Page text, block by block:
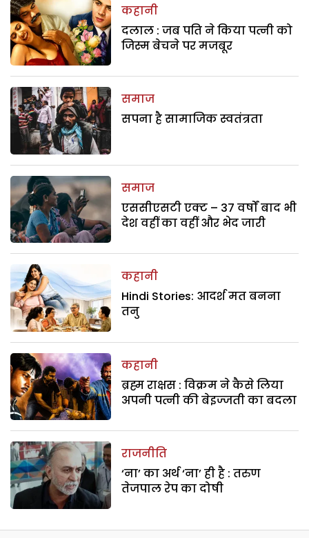
कहानी
दलाल : जब पति ने किया पत्नी को
जिस्म बेचने पर मजबूर
समाज
सपना है सामाजिक स्वतंत्रता
समाज
एससीएसटी एक्ट – 37 वर्षों बाद भी
देश वहीं का वहीं और भेद जारी
कहानी
Hindi Stories: आदर्श मत बनना
तनु
कहानी
ब्रह्म राक्षस : विक्रम ने कैसे लिया
अपनी पत्नी की बेइज्जती का बदला
राजनीति
‘ना’ का अर्थ ‘ना’ ही है : तरुण
तेजपाल रेप का दोषी